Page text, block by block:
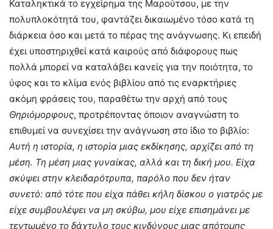
Καταληκτικά το εγχείρημα της Μαρούτσου, με την
πολυπλοκότητά του, φαντάζει δικαιωμένο τόσο κατά τη
διάρκεια όσο και μετά το πέρας της ανάγνωσης. Κι επειδή
έχει υποστηριχθεί κατά καιρούς από διάφορους πως
πολλά μπορεί να καταλάβει κανείς για την ποιότητα, το
ύφος και το κλίμα ενός βιβλίου από τις εναρκτήριες
ακόμη φράσεις του, παραθέτω την αρχή από τους
Θηριόμορφους, προτρέποντας όποιον αναγνώστη το
επιθυμεί να συνεχίσει την ανάγνωση στο ίδιο το βιβλίο:
Αυτή η ιστορία, η ιστορία μιας εκδίκησης, αρχίζει από τη
μέση. Τη μέση μιας γυναίκας, αλλά και τη δική μου. Είχα
σκύψει στην κλειδαρότρυπα, παρόλο που δεν ήταν
συνετό: από τότε που είχα πάθει κήλη δίσκου ο γιατρός με
είχε συμβουλέψει να μη σκύβω, μου είχε επισημάνει με
τεντωμένο το δάχτυλο τους κινδύνους μιας απότομης